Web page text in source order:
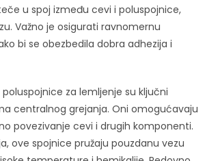
u spoj između cevi i poluspojnice,
Važno je osigurati ravnomernu
bi se obezbedila dobra adhezija i
za lemljenje su ključni
centralnog grejanja. Oni omogućavaju
povezivanje cevi i drugih komponenti.
ove spojnice pružaju pouzdanu vezu